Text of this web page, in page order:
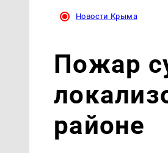
Новости Крыма
Пожар
районе